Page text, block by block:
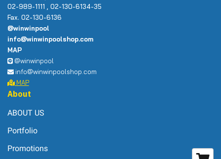
02-989-1111 , 02-130-6134-35
Fax. 02-130-6136
@winwinpool
info@winwinpoolshop.com
MAP
@winwinpool
info@winwinpoolshop.com
MAP
About
ABOUT US
Portfolio
Promotions